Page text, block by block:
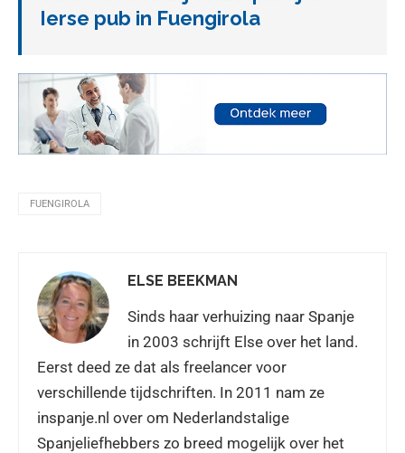
Ierse pub in Fuengirola
FUENGIROLA
ELSE BEEKMAN
Sinds haar verhuizing naar Spanje
in 2003 schrijft Else over het land.
Eerst deed ze dat als freelancer voor
verschillende tijdschriften. In 2011 nam ze
inspanje.nl over om Nederlandstalige
Spanjeliefhebbers zo breed mogelijk over het